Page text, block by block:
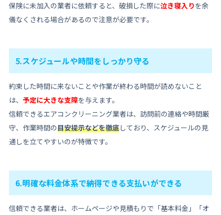
保険に未加入の業者に依頼すると、破損した際に泣き寝入りを余
儀なくされる場合があるので注意が必要です。
5.スケジュールや時間をしっかり守る
約束した時間に来ないことや作業が終わる時間が読めないこと
は、 予定に大きな支障を与えます。
信頼できるエアコンクリーニング業者は、訪問前の連絡や時間厳
守、作業時間の目安提示などを徹底しており、スケジュールの見
通しを立てやすいのが特徴です。
6.明確な料金体系で納得できる支払いができる
信頼できる業者は、ホームページや見積もりで「基本料金」「オ